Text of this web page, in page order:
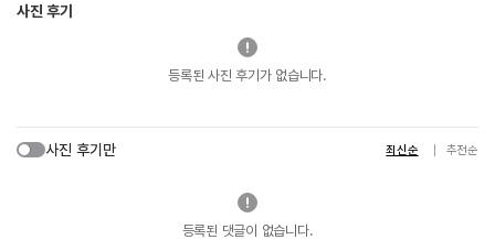
사진 후기
등록된 사진 후기가 없습니다.
사진 후기만 최신순 추천순
등록된 댓글이 없습니다.